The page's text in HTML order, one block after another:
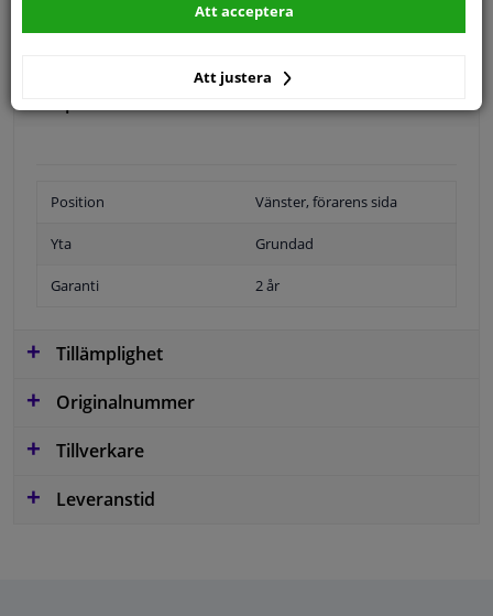
SÖK
Position Vänster, förarens sida
Yta Grundad
Garanti 2 år
Tillämplighet
Originalnummer
Tillverkare
Leveranstid
Att justera
Att acceptera